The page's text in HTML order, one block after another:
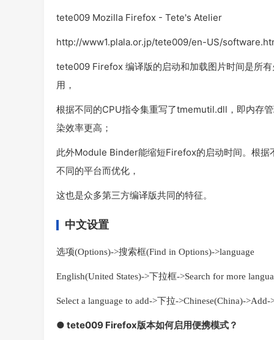
tete009 Mozilla Firefox - Tete's Atelier
http://www1.plala.or.jp/tete009/en-US/
tete009 Firefox 编译版的启动和加载图片时间是所
用，
根据不同的CPU指令集重写了tmemutil.dll，即内存
染效率更高；
此外Module Binder能缩短Firefox的启动时间。根
不同的平台而优化，
这也是众多第三方编译版共同的特征。
中文设置
选项(Options)->搜索框(Find in Options)->language
English(United States)->下拉框->Search for more
Select a language to add->下拉->Chinese(China)->Add-
● tete009 Firefox版本如何启用便携模式？